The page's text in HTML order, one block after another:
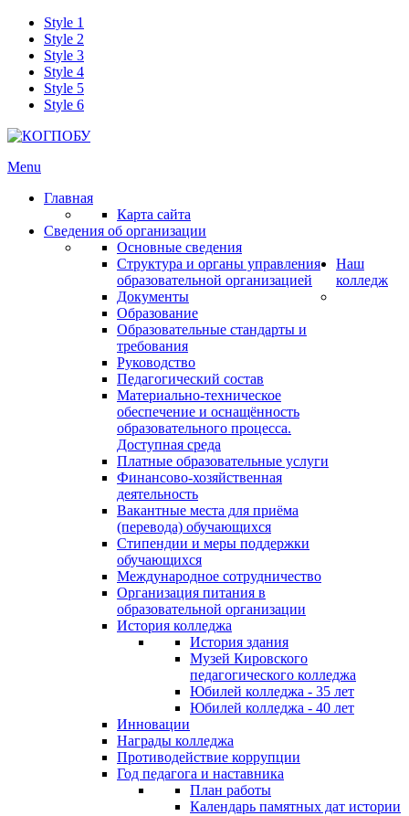
Style 1
Style 2
Style 3
Style 4
Style 5
Style 6
Menu
Главная
Карта сайта
Сведения об организации
Основные сведения
Структура и органы управления
образовательной организацией
Документы
Образование
Образовательные стандарты и
требования
Руководство
Педагогический состав
Материально-техническое
обеспечение и оснащённость
образовательного процесса.
Доступная среда
Платные образовательные услуги
Финансово-хозяйственная
деятельность
Вакантные места для приёма
(перевода) обучающихся
Стипендии и меры поддержки
обучающихся
Международное сотрудничество
Организация питания в
образовательной организации
Наш
колледж
История колледжа
История здания
Музей Кировского
педагогического колледжа
Юбилей колледжа - 35 лет
Юбилей колледжа - 40 лет
Инновации
Награды колледжа
Противодействие коррупции
Год педагога и наставника
План работы
Календарь памятных дат истории